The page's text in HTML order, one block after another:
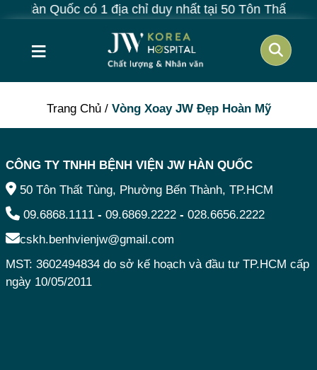
Hàn Quốc có 1 địa chỉ duy nhất tại 50 Tôn Thất
≡
Trang Chủ/ Vòng Xoay JW Đẹp Hoàn Mỹ
CÔNG TY TNHH BỆNH VIỆN JW HÀN QUỐC
50 Tôn Thất Tùng, Phường Bến Thành, TP.HCM
09.6868.1111 - 09.6869.2222 - 028.6656.2222
cskh.benhvienjw@gmail.com
MST: 3602494834 do sở kế hoạch và đầu tư TP.HCM cấp
ngày 10/05/2011